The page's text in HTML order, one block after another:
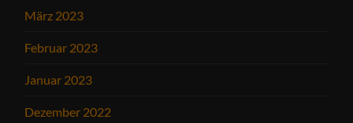
März 2023
Februar 2023
Januar 2023
Dezember 2022